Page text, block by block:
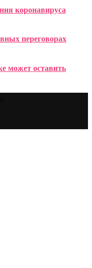
коронавируса
переговорах
может оставить